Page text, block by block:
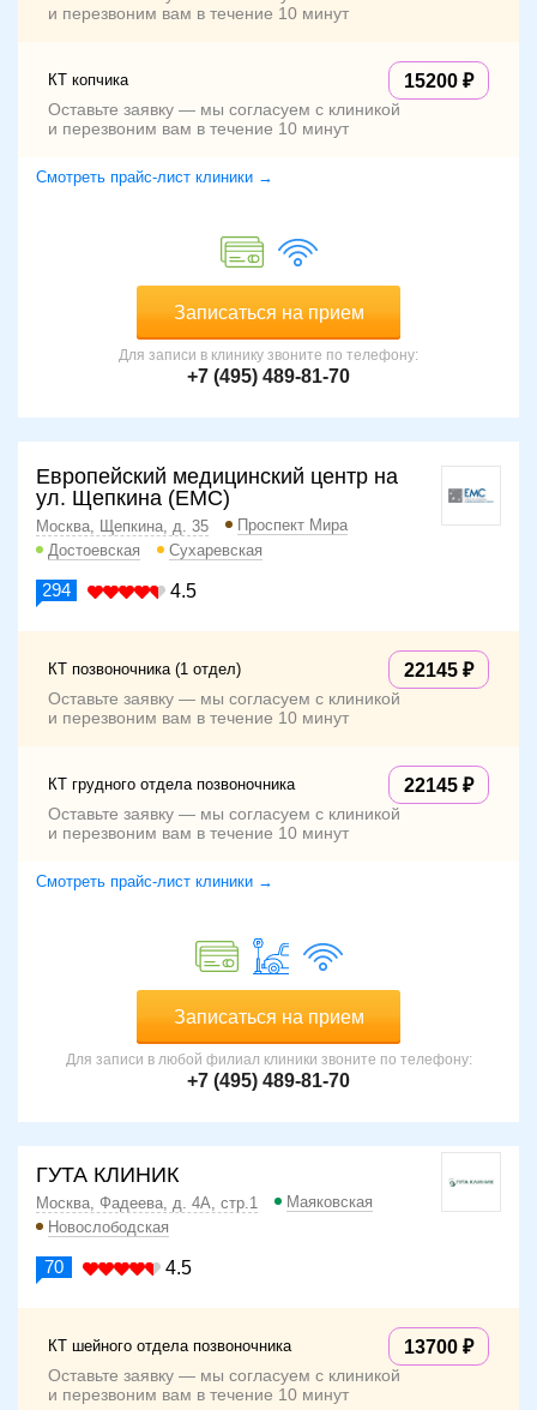
и перезвоним вам в течение 10 минут
КТ копчика 15200
Оставьте заявку — мы согласуем с клиникой
и перезвоним вам в течение 10 минут
Смотреть прайс-лист клиники →
Записаться на прием
Для записи в клинику звоните по телефону:
+7 (495) 489-81-70
Европейский медицинский центр на
ул. Щепкина (ЕМС)
Москва, Щепкина, д. 35
Проспект Мира
Достоевская
Сухаревская
294 4.5
КТ позвоночника (1 отдел) 22145
Оставьте заявку — мы согласуем с клиникой
и перезвоним вам в течение 10 минут
КТ грудного отдела позвоночника 22145
Оставьте заявку — мы согласуем с клиникой
и перезвоним вам в течение 10 минут
Смотреть прайс-лист клиники →
Записаться на прием
Для записи в любой филиал клиники звоните по телефону:
+7 (495) 489-81-70
ГУТА КЛИНИК
Москва, Фадеева, д. 4А, стр.1
Маяковская
Новослободская
70 4.5
КТ шейного отдела позвоночника 13700
Оставьте заявку — мы согласуем с клиникой
и перезвоним вам в течение 10 минут